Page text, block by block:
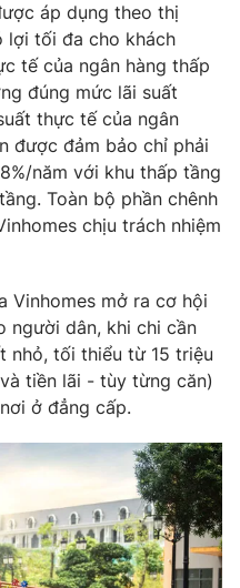
Việt Nam
điện tử số 483/GP-BTTTT
Hạnh, Phạm Quốc Thắng,
355 932
897
áp dụng theo thị
lợi tối đa cho khách
tế của ngân hàng thấp
đúng mức lãi suất
thực tế của ngân
được đảm bảo chỉ phải
năm với khu thấp tầng
Toàn bộ phần chênh
chịu trách nhiệm
Vinhomes mở ra cơ hội
người dân, khi chi cần
nhỏ, tối thiểu từ 15 triệu
tiền lãi - tùy từng căn)
ở đẳng cấp.